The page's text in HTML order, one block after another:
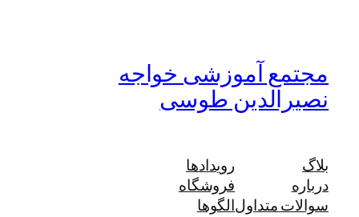
مجتمع آموزشی خواجه
نصیرالدین طوسی
بلاگ
درباره
سوالات متداول
رویدادها
فروشگاه
الگوها